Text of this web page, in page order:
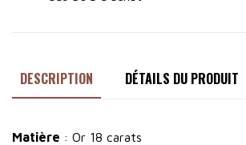
DESCRIPTION DÉTAILS DU PRODUIT
Matière : Or 18 carats